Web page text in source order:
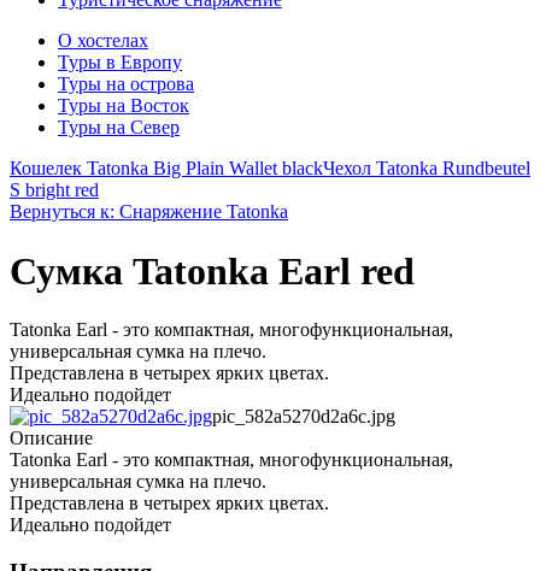
О хостелах
Туры в Европу
Туры на острова
Туры на Восток
Туры на Север
Кошелек Tatonka Big Plain Wallet blackЧехол Tatonka Rundbeutel
S bright red
Вернуться к: Снаряжение Tatonka
Сумка Tatonka Earl red
Tatonka Earl - это компактная, многофункциональная,
универсальная сумка на плечо.
Представлена в четырех ярких цветах.
Идеально подойдет
pic_582a5270d2a6c.jpg
Описание
Tatonka Earl - это компактная, многофункциональная,
универсальная сумка на плечо.
Представлена в четырех ярких цветах.
Идеально подойдет